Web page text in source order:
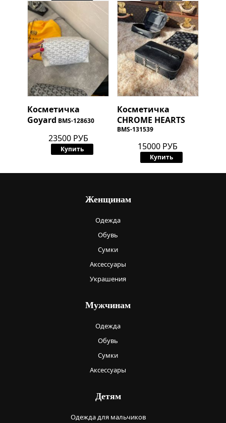
Косметичка
Goyard BMS-128630
23500 РУБ
Купить
Косметичка
CHROME HEARTS
BMS-131539
15000 РУБ
Купить
Женщинам
Одежда
Обувь
Сумки
Аксессуары
Украшения
Мужчинам
Одежда
Обувь
Сумки
Аксессуары
Детям
Одежда для мальчиков